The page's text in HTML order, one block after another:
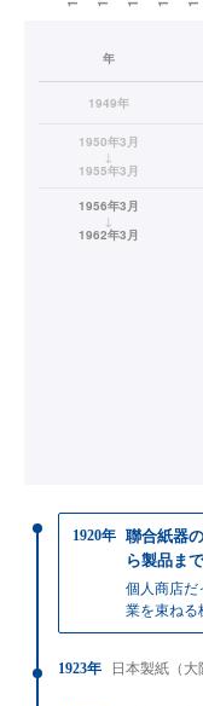
年
1949年
1950年3月
↓
1955年3月
1956年3月
↓
1962年3月
1920年 聯合紙器
ら製品ま
個人商店だ
業を束ねる
1923年 日本製紙（